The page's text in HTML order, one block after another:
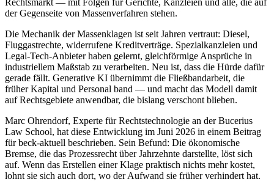
der Gegenseite von Massenverfahren stehen.
Die Mechanik der Massenklagen ist seit Jahren vertraut: Diesel,
Fluggastrechte, widerrufene Kreditverträge. Spezialkanzleien und
Legal-Tech-Anbieter haben gelernt, gleichförmige Ansprüche in
industriellem Maßstab zu verarbeiten. Neu ist, dass die Hürde dafür
gerade fällt. Generative KI übernimmt die Fließbandarbeit, die
früher Kapital und Personal band — und macht das Modell damit
auf Rechtsgebiete anwendbar, die bislang verschont blieben.
Marc Ohrendorf, Experte für Rechtstechnologie an der Bucerius
Law School, hat diese Entwicklung im Juni 2026 in einem Beitrag
für beck-aktuell beschrieben. Sein Befund: Die ökonomische
Bremse, die das Prozessrecht über Jahrzehnte darstellte, löst sich
auf. Wenn das Erstellen einer Klage praktisch nichts mehr kostet,
lohnt sie sich auch dort, wo der Aufwand sie früher verhindert hat.